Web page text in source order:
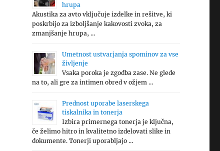
hrupa
Akustika za avto vključuje izdelke in rešitve, ki
poskrbijo za izboljšanje kakovosti zvoka, za
zmanjšanje hrupa, …
Umetnost ustvarjanja spominov za vse
življenje
Vsaka poroka je zgodba zase. Ne glede
na to, ali gre za intimen obred v ožjem …
Prednost uporabe laserskega
tiskalnika in tonerja
Izbira primernega tonerja je ključna,
če želimo hitro in kvalitetno izdelovati slike in
dokumente. Tonerji uporabljajo …